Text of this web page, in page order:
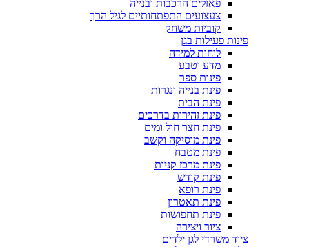
פאזלים הרכבות ובנייה
צעצועים התפתחותיים לגיל הרך
קוביות משחק
פינות פעילות בגן
לוחות למידה
מדע וטבע
פינות ספר
פינת בנייה ונגרות
פינת הבית
פינת זהירות בדרכים
פינת חצר חול ומים
פינת מוסיקה וקשב
פינת מטבח
פינת מרכז קניות
פינת קודש
פינת רופא
פינת תאטרון
פינת תחפושות
ציור ויצירה
ציוד משרדי לגן ילדים